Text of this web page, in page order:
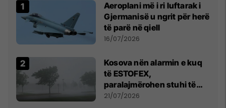
Aeroplani më i ri luftarak i
Gjermanisë u ngrit për herë
të parë në qiell
16/07/2026
Kosova nën alarmin e kuq
të ESTOFEX,
paralajmërohen stuhi të
fuqishme me breshër dhe
21/07/2026